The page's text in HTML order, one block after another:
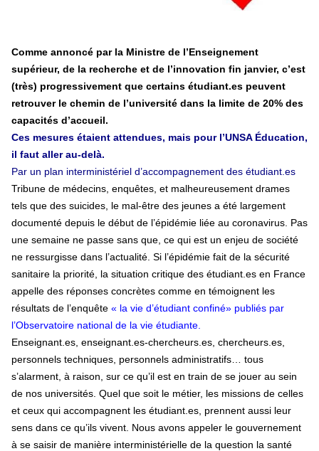
Comme annoncé par la Ministre de l’Enseignement
supérieur, de la recherche et de l’innovation fin janvier, c’est
(très) progressivement que certains étudiant.es peuvent
retrouver le chemin de l’université dans la limite de 20% des
capacités d’accueil.
Ces mesures étaient attendues, mais pour l’UNSA Éducation,
il faut aller au-delà.
Par un plan interministériel d’accompagnement des étudiant.es
Tribune de médecins, enquêtes, et malheureusement drames
tels que des suicides, le mal-être des jeunes a été largement
documenté depuis le début de l’épidémie liée au coronavirus. Pas
une semaine ne passe sans que, ce qui est un enjeu de société
ne ressurgisse dans l’actualité. Si l’épidémie fait de la sécurité
sanitaire la priorité, la situation critique des étudiant.es en France
appelle des réponses concrètes comme en témoignent les
résultats de l’enquête « la vie d’étudiant confiné» publiés par
l’Observatoire national de la vie étudiante.
Enseignant.es, enseignant.es-chercheurs.es, chercheurs.es,
personnels techniques, personnels administratifs… tous
s’alarment, à raison, sur ce qu’il est en train de se jouer au sein
de nos universités. Quel que soit le métier, les missions de celles
et ceux qui accompagnent les étudiant.es, prennent aussi leur
sens dans ce qu’ils vivent. Nous avons appeler le gouvernement
à se saisir de manière interministérielle de la question la santé